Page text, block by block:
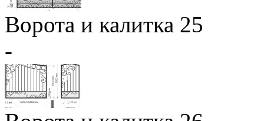
Ворота и калитка 25
-